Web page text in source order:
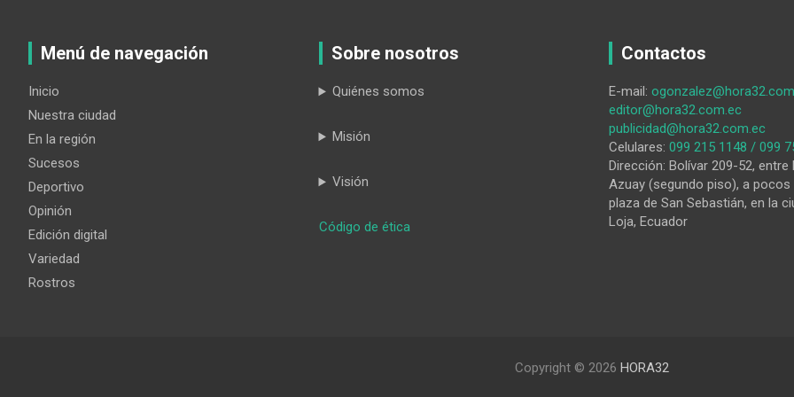
Menú de navegación
Inicio
Nuestra ciudad
En la región
Sucesos
Deportivo
Opinión
Edición digital
Variedad
Rostros
Sobre nosotros
Quiénes somos
Misión
Visión
Código de ética:
Contactos
E-mail:
editor@hora32.com.ec
publicidad@hora32.com.ec
Celulares: 099 215 1148 / 099
Dirección: Bolívar 209-52, entre
Azuay (segundo piso), a
plaza de San Sebastián, en la
Loja, Ecuador
Copyright © 2026 HORA32